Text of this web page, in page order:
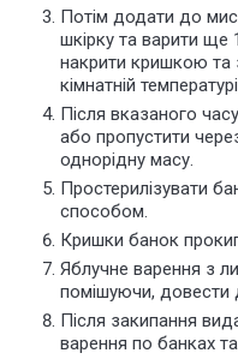
Потім додати до
шкірку та варити ще
накрити кришкою та
кімнатній температурі.
Після вказаного
або пропустити
однорідну масу.
Простерилізувати
способом.
Кришки банок
Яблучне варення з
помішуючи, довести
Після закипання
варення по банках